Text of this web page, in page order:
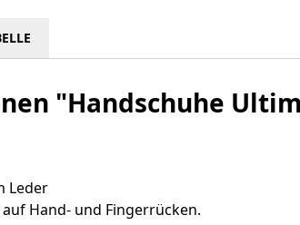
"Handschuhe
Leder
Hand- und Fingerrücken.